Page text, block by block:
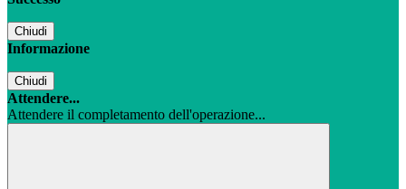
Chiudi
Informazione
Chiudi
Attendere...
Attendere il completamento dell'operazione...